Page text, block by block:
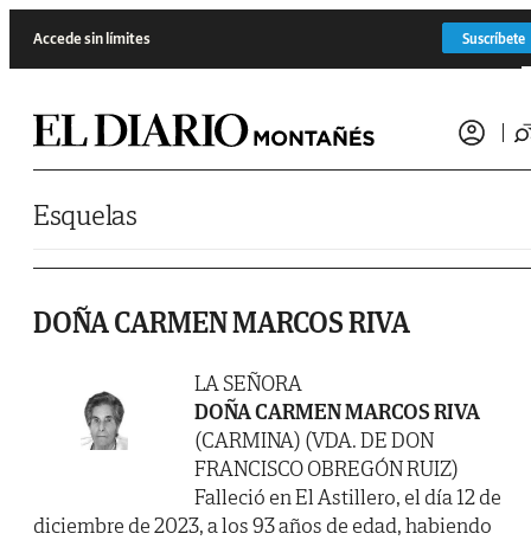
Accede sin límites Suscríbete
Esquelas
DOÑA CARMEN MARCOS RIVA
LA SEÑORA
DOÑA CARMEN MARCOS RIVA
(CARMINA) (VDA. DE DON
FRANCISCO OBREGÓN RUIZ)
Falleció en El Astillero, el día 12 de
diciembre de 2023, a los 93 años de edad, habiendo